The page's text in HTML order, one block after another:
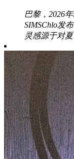
巴黎，2026
SIMSChlo发
灵感源于对